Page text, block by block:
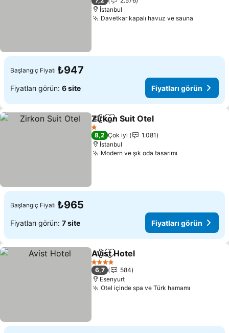
İstanbul
Davetkar kapalı havuz ve sauna
Başlangıç Fiyatı ₺947
Fiyatları görün: 6 site Fiyatları görün
PaylaşFavorilerime ekle
Zirkon Suit Otel
1 Yıldız
8,2 Çok iyi
1.081
İstanbul
Modern ve şık oda tasarımı
Başlangıç Fiyatı ₺965
Fiyatları görün: 7 site Fiyatları görün
PaylaşFavorilerime ekle
Avist Hotel
4 Yıldız
6,7
584
Esenyurt
Otel içinde spa ve Türk hamamı